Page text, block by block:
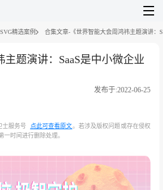
精选案例 合集文章-《世界智能大会周鸿祎主题演讲：
题演讲：SaaS是中小微企业
发布于:2022-06-25
士服务号 点此可查看原文。若涉及版权问题或存在侵权
一时间进行删除处理。